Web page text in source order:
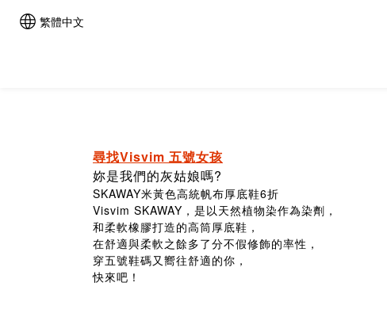
繁體中文
尋找Visvim 五號女孩
妳是我們的灰姑娘嗎?
SKAWAY米黃色高統帆布厚底鞋6折
Visvim SKAWAY，是以天然植物染作為染劑，
和柔軟橡膠打造的高筒厚底鞋，
在舒適與柔軟之餘多了分不假修飾的率性，
穿五號鞋碼又嚮往舒適的你，
快來吧！